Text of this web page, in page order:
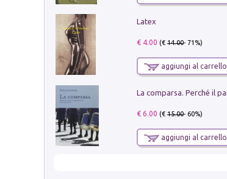
Latex
€ 4.00 (€14.00- 71%)
aggiungi al carrello
€ 6.00 (€15.00- 60%)
aggiungi al carrello